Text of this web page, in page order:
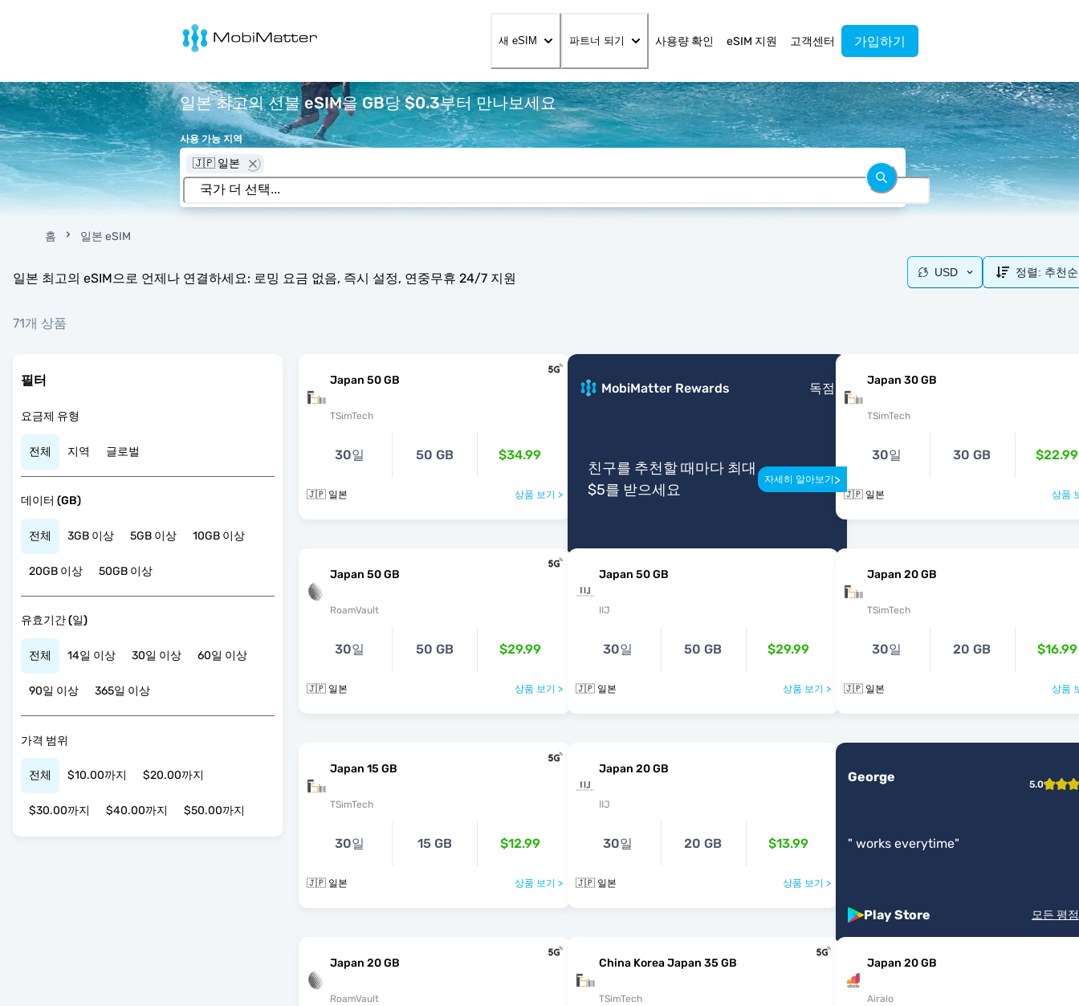
MobiMatter
새 eSIM 파트너 되기 사용량 확인 eSIM 지원 고객센터 가입하기
일본 최고의 선불 eSIM을 GB당 $0.3부터 만나보세요
사용 가능 지역
🇯🇵 일본
홈 일본 eSIM
일본 최고의 eSIM으로 언제나 연결하세요: 로밍 요금 없음, 즉시 설정, 연중무휴 24/7 지원
71개 상품
USD 정렬: 추천순
필터
요금제 유형
전체 지역 글로벌
데이터 (GB)
전체 3GB 이상 5GB 이상 10GB 이상
20GB 이상 50GB 이상
유효기간 (일)
전체 14일 이상 30일 이상 60일 이상
90일 이상 365일 이상
가격 범위
전체 $10.00까지 $20.00까지
$30.00까지 $40.00까지 $50.00까지
Japan 50 GB
TSimTech
30일 50 GB $34.99
🇯🇵 일본 상품 보기 >
MobiMatter Rewards 독점
친구를 추천할 때마다 최대
$5를 받으세요
자세히 알아보기 >
Japan 30 GB
TSimTech
30일 30 GB $22.99
🇯🇵 일본 상품
Japan 50 GB
RoamVault
30일 50 GB $29.99
🇯🇵 일본 상품 보기 >
Japan 50 GB
IIJ
30일 50 GB $29.99
🇯🇵 일본 상품 보기 >
Japan 20 GB
TSimTech
30일 20 GB $16.99
🇯🇵 일본 상품
Japan 15 GB
TSimTech
30일 15 GB $12.99
🇯🇵 일본 상품 보기 >
Japan 20 GB
IIJ
30일 20 GB $13.99
🇯🇵 일본 상품 보기 >
George 5.0
" works everytime"
Play Store 모든 평
Japan 20 GB
RoamVault
China Korea Japan 35 GB
TSimTech
Japan 20 GB
Airalo